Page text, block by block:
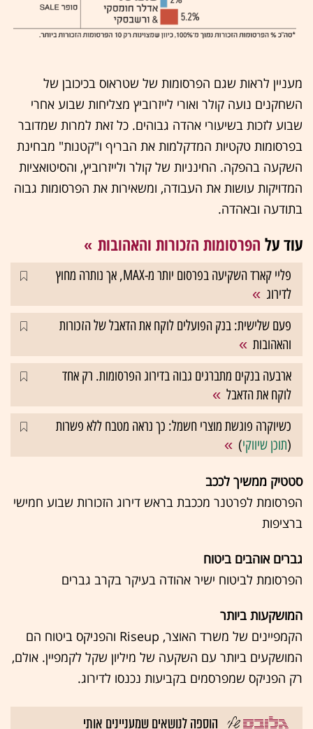
מעניין לראות שגם הפרסומות של שטראוס בכיכובן של
השחקנים נועה קולר ואורי לייזרוביץ מצליחות שבוע אחרי
שבוע לזכות בשיעורי אהדה גבוהים. כל זאת למרות שמדובר
בפרסומות טקטיות המדקלמות את הבריף ו"קטנות" מבחינת
השקעה בהפקה. החינניות של קולר ולייזרוביץ, והסיטואציות
המדויקות עושות את העבודה, ומשאירות את הפרסומות גבוה
בתודעה ובאהדה.
עוד על הפרסומות הזכורות והאהובות
פליי קארד השקיעה בפרסום יותר מ-MAX, אך נותרה מחוץ
לדירוג
פעם שלישית: בנק הפועלים לוקח את הדאבל של הזכורות
והאהובות
ארבעה בנקים מתברגים גבוה בדירוג הפרסומות. רק אחד
לוקח את הדאבל
כשיוקרה פוגשת מוצרי חשמל: כך נראה מטבח ללא פשרות
(תוכן שיווקי)
סטטיק ממשיך לככב
הפרסומת לפרטנר מככבת בראש דירוג הזכורות שבוע חמישי
ברציפות
גברים אוהבים ביטוח
הפרסומת לביטוח ישיר אהודה בעיקר בקרב גברים
המושקעות ביותר
הקמפיינים של משרד האוצר, Riseup והפניקס ביטוח הם
המושקעים ביותר עם השקעה של מיליון שקל לקמפיין. אולם,
רק הפניקס שמפרסמים בקביעות נכנסו לדירוג.
הוספה לנושאים שמעניינים אותי